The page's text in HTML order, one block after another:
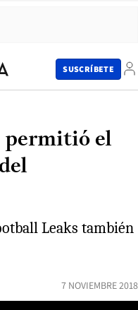
SUSCRÍBETE
permitió el
Leaks también
7 NOVIEMBRE 2018